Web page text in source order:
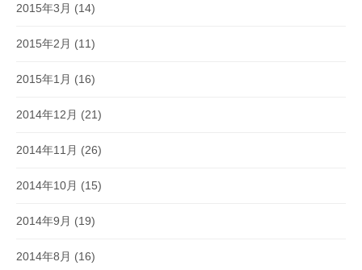
2015年3月 (14)
2015年2月 (11)
2015年1月 (16)
2014年12月 (21)
2014年11月 (26)
2014年10月 (15)
2014年9月 (19)
2014年8月 (16)